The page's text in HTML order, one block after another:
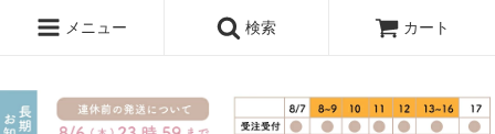
メニュー 検索 カート